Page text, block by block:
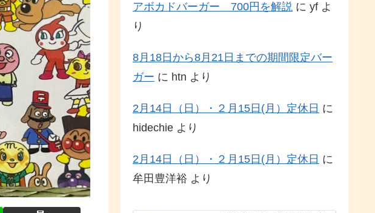
アボカドバーガー 700円を解説 に yf よ
り
8月18日から8月21日までの期間限定バー
ガー に htn より
2月14日（日）・２月15日(月）定休日 に
hidechie より
2月14日（日）・２月15日(月）定休日 に
牟田豊洋裕 より